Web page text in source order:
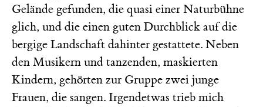
Gelände gefunden, die quasi einer Naturbühne
glich, und die einen guten Durchblick auf die
bergige Landschaft dahinter gestattete. Neben
den Musikern und tanzenden, maskierten
Kindern, gehörten zur Gruppe zwei junge
Frauen, die sangen. Irgendetwas trieb mich